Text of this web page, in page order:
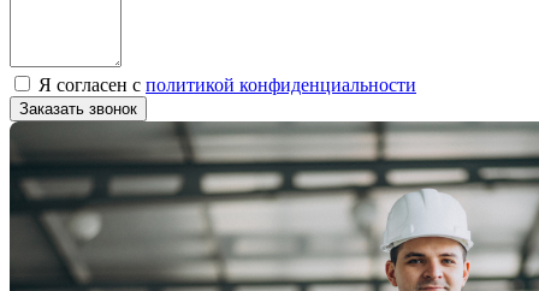
Я согласен с политикой конфиденциальности
Заказать звонок